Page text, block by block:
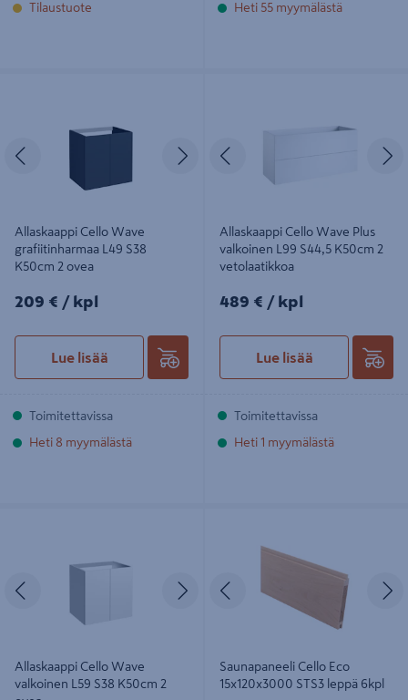
Tilaustuote Heti 55 myymälästä
Seuraava
Allaskaappi Cello Wave
grafiitinharmaa L49 S38
K50cm 2 ovea
209€/kpl
209 € / kpl
Lue lisää
Toimitettavissa
Heti 8 myymälästä
Allaskaappi Cello Wave Plus
valkoinen L99 S44,5 K50cm 2
vetolaatikkoa
489€/kpl
489 € / kpl
Lue lisää
Toimitettavissa
Heti 1 myymälästä
Seuraava
Allaskaappi Cello Wave
valkoinen L59 S38 K50cm 2
Saunapaneeli Cello Eco
15x120x3000 STS3 leppä 6kpl